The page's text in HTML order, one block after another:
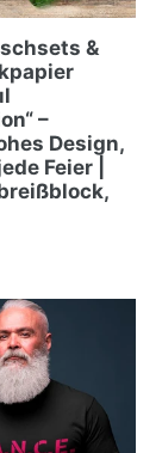
&
–
Design,
Feier |